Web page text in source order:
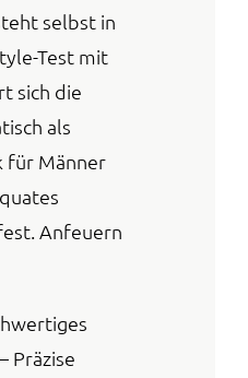
selbst in
Test mit
sich die
als
für Männer
Anfeuern
Präzise